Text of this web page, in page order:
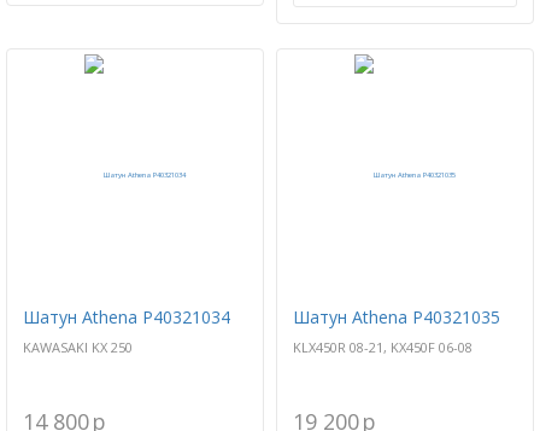
Шатун Athena P40321034
KAWASAKI KX 250
14 800p
Шатун Athena P40321035
KLX450R 08-21, KX450F 06-08
19 200p